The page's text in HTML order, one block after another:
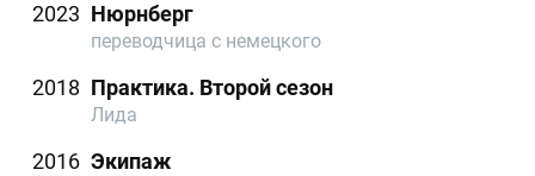
2023 Нюрнберг
переводчица с немецкого
2018 Практика. Второй сезон
Лида
2016 Экипаж